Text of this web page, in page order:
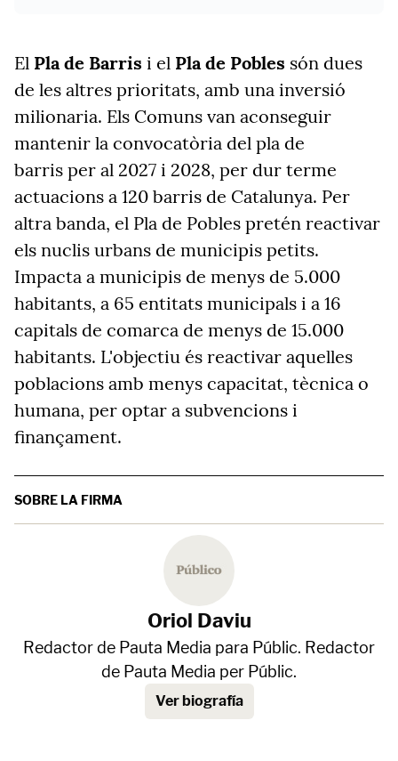
El Pla de Barris i el Pla de Pobles són dues
de les altres prioritats, amb una inversió
milionaria. Els Comuns van aconseguir
mantenir la convocatòria del pla de
barris per al 2027 i 2028, per dur terme
actuacions a 120 barris de Catalunya. Per
altra banda, el Pla de Pobles pretén reactivar
els nuclis urbans de municipis petits.
Impacta a municipis de menys de 5.000
habitants, a 65 entitats municipals i a 16
capitals de comarca de menys de 15.000
habitants. L'objectiu és reactivar aquelles
poblacions amb menys capacitat, tècnica o
humana, per optar a subvencions i
finançament.
SOBRE LA FIRMA
Oriol Daviu
Redactor de Pauta Media para Públic. Redactor
de Pauta Media per Públic.
Ver biografía